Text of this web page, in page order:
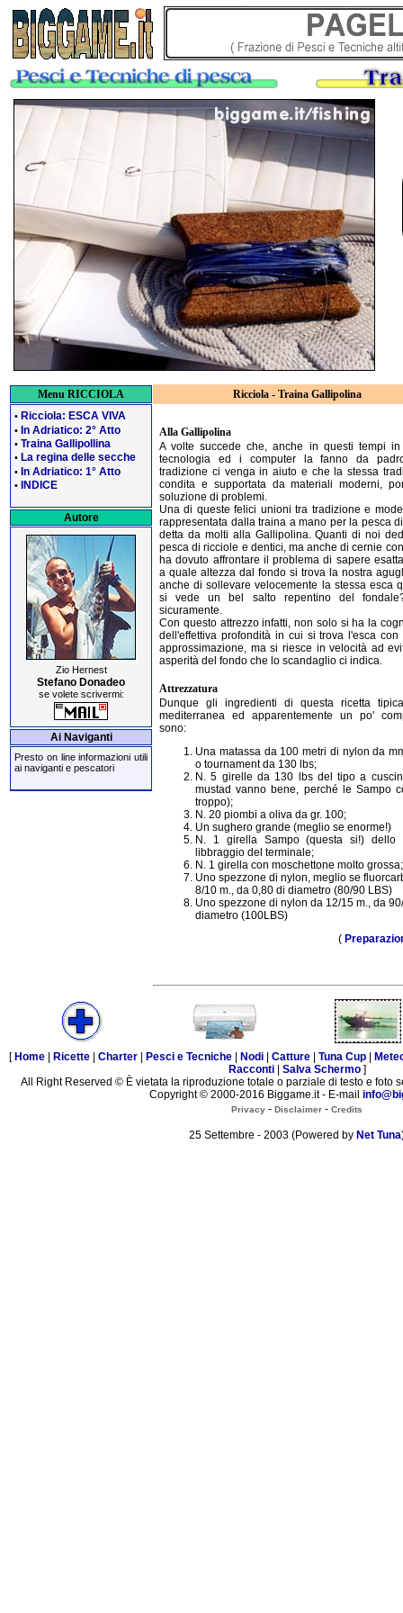
Menu RICCIOLA
• Ricciola: ESCA VIVA
• In Adriatico: 2° Atto
• Traina Gallipollina
• La regina delle secche
• In Adriatico: 1° Atto
• INDICE
Autore
Zio Hernest
Stefano Donadeo
se volete scrivermi:
Ai Naviganti
Presto on line informazioni utili
ai naviganti e pescatori
Ricciola - Traina Gallipolina
Alla Gallipolina
A volte succede che, anche in questi tempi
tecnologia ed i computer la fanno da
tradizione ci venga in aiuto e che la stessa
condita e supportata da materiali moderni,
soluzione di problemi.
Una di queste felici unioni tra tradizione e
rappresentata dalla traina a mano per la pesca
detta da molti alla Gallipolina. Quanti di noi
pesca di ricciole e dentici, ma anche di cernie
ha dovuto affrontare il problema di sapere
a quale altezza dal fondo si trova la nostra
anche di sollevare velocemente la stessa esca
si vede un bel salto repentino del
sicuramente.
Con questo attrezzo infatti, non solo si ha la
dell'effettiva profondità in cui si trova l'esca con
approssimazione, ma si riesce in velocità ad
asperità del fondo che lo scandaglio ci indica.
Attrezzatura
Dunque gli ingredienti di questa ricetta
mediterranea ed apparentemente un po'
sono:
Una matassa da 100 metri di nylon da
o tournament da 130 lbs;
N. 5 girelle da 130 lbs del tipo a
mustad vanno bene, perché le Sampo
troppo);
N. 20 piombi a oliva da gr. 100;
Un sughero grande (meglio se enorme!)
N. 1 girella Sampo (questa si!) dello
libbraggio del terminale;
N. 1 girella con moschettone molto grossa;
Uno spezzone di nylon, meglio se
8/10 m., da 0,80 di diametro (80/90 LBS)
Uno spezzone di nylon da 12/15 m., da
diametro (100LBS)
(
[ Home Ricette Charter Pesci e Tecniche Nodi Catture Tuna Cup
Racconti| Salva Schermo]
All Right Reserved © È vietata la riproduzione totale o parziale di testo e foto
Copyright © 2000-2016 Biggame.it - E-mail
Privacy - Disclaimer - Credits
25 Settembre - 2003 (Powered by Net Tuna